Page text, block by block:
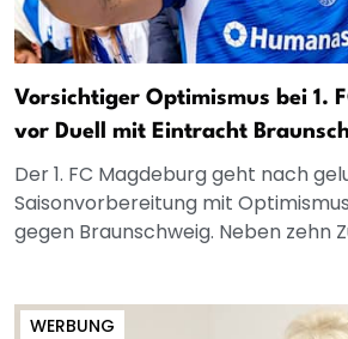
Vorsichtiger Optimismus bei 1.
vor Duell mit Eintracht
Der 1. FC Magdeburg geht nach
Saisonvorbereitung mit
gegen Braunschweig. Neben zehn
WERBUNG